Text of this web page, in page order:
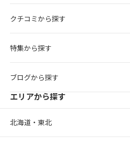
クチコミから探す
特集から探す
ブログから探す
エリアから探す
北海道・東北